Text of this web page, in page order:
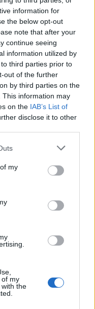
information for
the below opt-out
note that after your
continue seeing
information utilized by
third parties prior to
out of the further
by third parties on the
This information may
on the IAB’s List of
disclose it to other
my
of my
the
διασφαλίζεται, ο
εφάπαξ εντός τριών
ΦΟΡΟΛΟΓΙΑ
(pics)